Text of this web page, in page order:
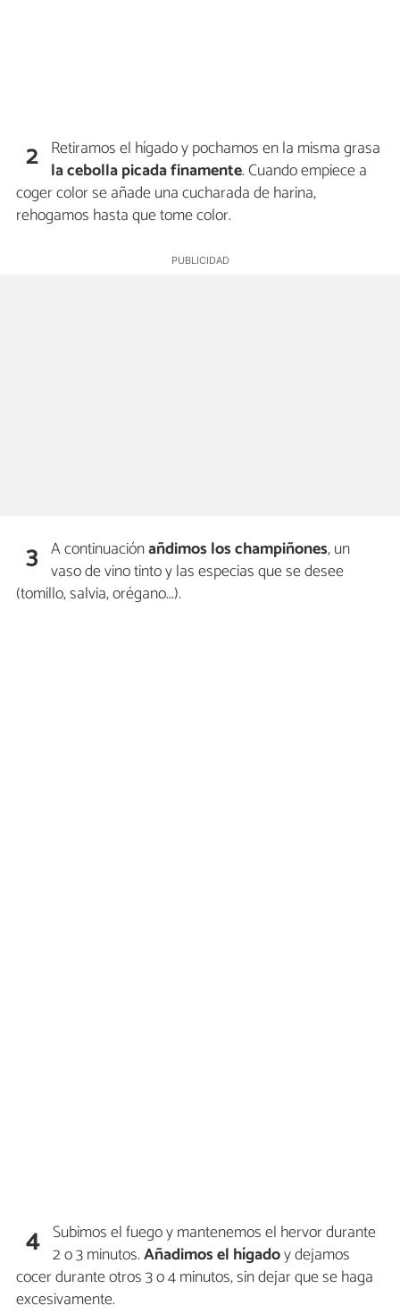
2 Retiramos el hígado y pochamos en la misma grasa
la cebolla picada finamente. Cuando empiece a
coger color se añade una cucharada de harina,
rehogamos hasta que tome color.
3 A continuaciónañdimos los champiñones, un
vaso de vino tinto y las especias que se desee
(tomillo, salvia, orégano...).
4 Subimos el fuego y mantenemos el hervor durante
2 o 3 minutos.Añadimos el hígadoy dejamos
cocer durante otros 3 o 4 minutos, sin dejar que se haga
excesivamente.